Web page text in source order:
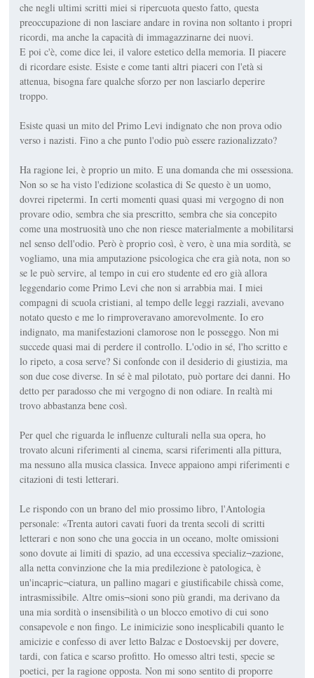
che negli ultimi scritti miei si ripercuota questo fatto, questa
preoccupazione di non lasciare andare in rovina non soltanto i propri
ricordi, ma anche la capacità di immagazzinarne dei nuovi.
E poi c'è, come dice lei, il valore estetico della memoria. Il piacere
di ricordare esiste. Esiste e come tanti altri piaceri con l'età si
attenua, bisogna fare qualche sforzo per non lasciarlo deperire
troppo.
Esiste quasi un mito del Primo Levi indignato che non prova odio
verso i nazisti. Fino a che punto l'odio può essere razionalizzato?
Ha ragione lei, è proprio un mito. E una domanda che mi ossessiona.
Non so se ha visto l'edizione scolastica di Se questo è un uomo,
dovrei ripetermi. In certi momenti quasi quasi mi vergogno di non
provare odio, sembra che sia prescritto, sembra che sia concepito
come una mostruosità uno che non riesce materialmente a mobilitarsi
nel senso dell'odio. Però è proprio così, è vero, è una mia sordità, se
vogliamo, una mia amputazione psicologica che era già nota, non so
se le può servire, al tempo in cui ero studente ed ero già allora
leggendario come Primo Levi che non si arrabbia mai. I miei
compagni di scuola cristiani, al tempo delle leggi razziali, avevano
notato questo e me lo rimproveravano amorevolmente. Io ero
indignato, ma manifestazioni clamorose non le posseggo. Non mi
succede quasi mai di perdere il controllo. L'odio in sé, l'ho scritto e
lo ripeto, a cosa serve? Si confonde con il desiderio di giustizia, ma
son due cose diverse. In sé è mal pilotato, può portare dei danni. Ho
detto per paradosso che mi vergogno di non odiare. In realtà mi
trovo abbastanza bene così.
Per quel che riguarda le influenze culturali nella sua opera, ho
trovato alcuni riferimenti al cinema, scarsi riferimenti alla pittura,
ma nessuno alla musica classica. Invece appaiono ampi riferimenti e
citazioni di testi letterari.
Le rispondo con un brano del mio prossimo libro, l'Antologia
personale: «Trenta autori cavati fuori da trenta secoli di scritti
letterari e non sono che una goccia in un oceano, molte omissioni
sono dovute ai limiti di spazio, ad una eccessiva specializ¬zazione,
alla netta convinzione che la mia predilezione è patologica, è
un'incapric¬ciatura, un pallino magari e giustificabile chissà come,
intrasmissibile. Altre omis¬sioni sono più grandi, ma derivano da
una mia sordità o insensibilità o un blocco emotivo di cui sono
consapevole e non fingo. Le inimicizie sono inesplicabili quanto le
amicizie e confesso di aver letto Balzac e Dostoevskij per dovere,
tardi, con fatica e scarso profitto. Ho omesso altri testi, specie se
poetici, per la ragione opposta. Non mi sono sentito di proporre